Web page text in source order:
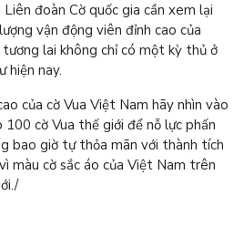
đoàn Cờ quốc gia cần xem lại
vận động viên đỉnh cao của
lai không chỉ có một kỳ thủ ở
hiện nay.
của cờ Vua Việt Nam hãy nhìn vào
cờ Vua thế giới để nỗ lực phấn
bao giờ tự thỏa mãn với thành tích
màu cờ sắc áo của Việt Nam trên